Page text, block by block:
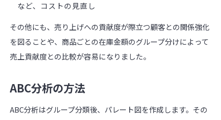
など、コストの見直し
その他にも、売り上げへの貢献度が際立つ顧客との関係強化
を図ることや、商品ごとの在庫金額のグループ分けによって
売上貢献度との比較が容易になりました。
ABC分析の方法
ABC分析はグループ分類後、パレート図を作成します。その